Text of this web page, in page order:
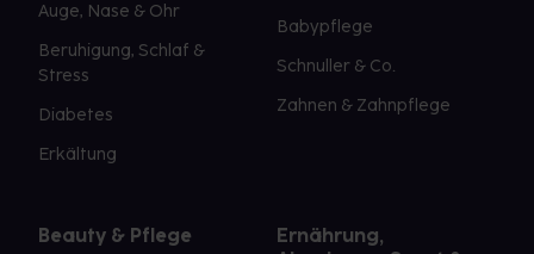
Auge, Nase & Ohr
Beruhigung, Schlaf &
Stress
Diabetes
Erkältung
Babypflege
Schnuller & Co.
Zahnen & Zahnpflege
Beauty & Pflege
Ernährung,